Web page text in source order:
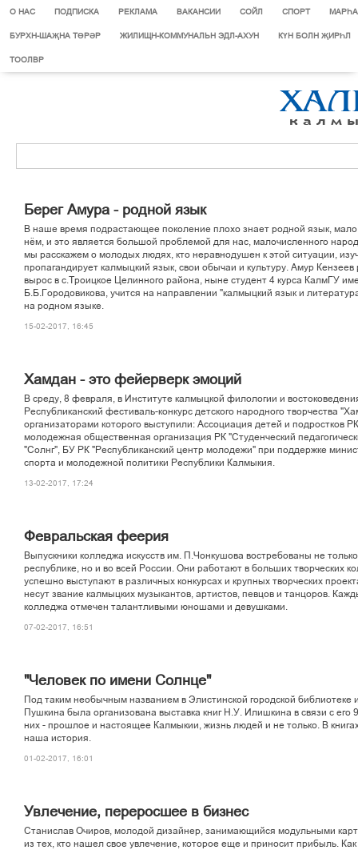
О НАС ПОДПИСКА РЕКЛАМА ВАКАНСИИ СОЙЛ СПОРТ
БУРХН-ШАҖНА ТӨРӘР ЖИЛИЩН-КОММУНАЛЬН ЭДЛ-АХУН КҮН БОЛН ҖИРҺЛ
ТООЛВР
Áåðåã Àìóðà - ðîäíîé ÿçûê
Â íàøå âðåìÿ ïîäðàñòàþùåå ïîêîëåíèå ïëîõî çíàåò ðîäíîé ÿçûê, ìàëî
í¸ì, è ýòî ÿâëÿåòñÿ áîëüøîé ïðîáëåìîé äëÿ íàñ, ìàëî÷èñëåííîãî
ìû ðàññêàæåì î ìîëîäûõ ëþäÿõ, êòî íåðàâíîäóøåí ê ýòîé ñèòóàöèè,
ïðîïàãàíäèðóåò êàëìûöêèé ÿçûê, ñâîè îáû÷àè è êóëüòóðó. Àìóð Êåíçååâ
âûðîñ â ñ.Òðîèöêîå Öåëèííîãî ðàéîíà, íûíå ñòóäåíò 4 êóðñà ÊàëìÃÓ
Á.Á.Ãîðîäîâèêîâà, ó÷èòñÿ íà íàïðàâëåíèè "êàëìûöêèé ÿçûê è
íà ðîäíîì ÿçûêå.
15-02-2017, 16:45
Õàìäàí - ýòî ôåéåðâåðê ýìîöèé
Â ñðåäó, 8 ôåâðàëÿ, â Èíñòèòóòå êàëìûöêîé ôèëîëîãèè è
Ðåñïóáëèêàíñêèé ôåñòèâàëü-êîíêóðñ äåòñêîãî íàðîäíîãî òâîð÷åñòâà
îðãàíèçàòîðàìè êîòîðîãî âûñòóïèëè: Àññîöèàöèÿ äåòåé è ïîäðîñòêîâ
ìîëîäåæíàÿ îáùåñòâåííàÿ îðãàíèçàöèÿ ÐÊ "Ñòóäåí÷åñêèé
"Ñîëíã", ÁÓ ÐÊ "Ðåñïóáëèêàíñêèé öåíòð ìîëîäåæè" ïðè ïîääåðæêå
ñïîðòà è ìîëîäåæíîé ïîëèòèêè Ðåñïóáëèêè Êàëìûêèÿ.
13-02-2017, 17:24
Ôåâðàëüñêàÿ ôååðèÿ
Âûïóñêíèêè êîëëåäæà èñêóññòâ èì. Ï.×îíêóøîâà âîñòðåáîâàíû íå òîëüêî
ðåñïóáëèêå, íî è âî âñåé Ðîññèè. Îíè ðàáîòàþò â áîëüøèõ òâîð÷åñêèõ
óñïåøíî âûñòóïàþò â ðàçëè÷íûõ êîíêóðñàõ è êðóïíûõ òâîð÷åñêèõ
íåñóò çâàíèå êàëìûöêèõ ìóçûêàíòîâ, àðòèñòîâ, ïåâöîâ è òàíöîðîâ.
êîëëåäæà îòìå÷åí òàëàíòëèâûìè þíîøàìè è äåâóøêàìè.
07-02-2017, 16:51
"×åëîâåê ïî èìåíè Ñîëíöå"
Ïîä òàêèì íåîáû÷íûì íàçâàíèåì â Ýëèñòèíñêîé ãîðîäñêîé áèáëèîòåêå
Ïóøêèíà áûëà îðãàíèçîâàíà âûñòàâêà êíèã Í.Ó. Èëèøêèíà â ñâÿçè ñ åãî
íèõ - ïðîøëîå è íàñòîÿùåå Êàëìûêèè, æèçíü ëþäåé è íå òîëüêî. Â
íàøà èñòîðèÿ.
01-02-2017, 16:01
Óâëå÷åíèå, ïåðåðîñøåå â áèçíåñ
Ñòàíèñëàâ Î÷èðîâ, ìîëîäîé äèçàéíåð, çàíèìàþùèéñÿ ìîäóëüíûìè
èç òåõ, êòî íàøåë ñâîå óâëå÷åíèå, êîòîðîå åùå è ïðèíîñèò ïðèáûëü. Êàê